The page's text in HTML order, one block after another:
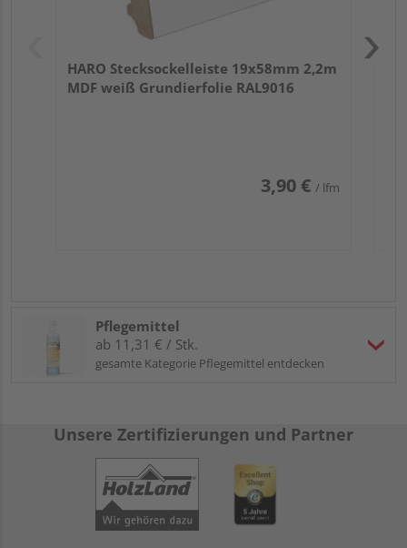
HARO Stecksockelleiste 19x58mm 2,2m
MDF weiß Grundierfolie RAL9016
3,90 € / lfm
Pflegemittel
ab 11,31 € / Stk.
gesamte Kategorie Pflegemittel entdecken
Unsere Zertifizierungen und Partner